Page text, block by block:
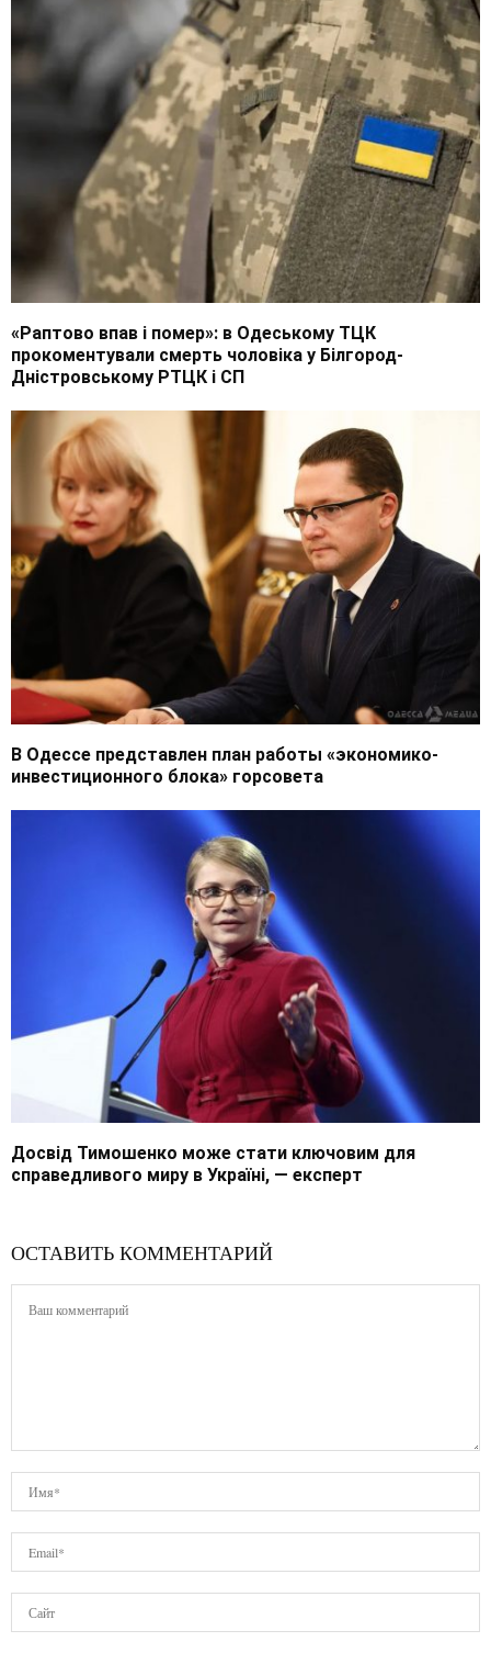
«Раптово впав і помер»: в Одеському ТЦК
прокоментували смерть чоловіка у Білгород-
Дністровському РТЦК і СП
В Одессе представлен план работы «экономико-
инвестиционного блока» горсовета
Досвід Тимошенко може стати ключовим для
справедливого миру в Україні, — експерт
ОСТАВИТЬ КОММЕНТАРИЙ